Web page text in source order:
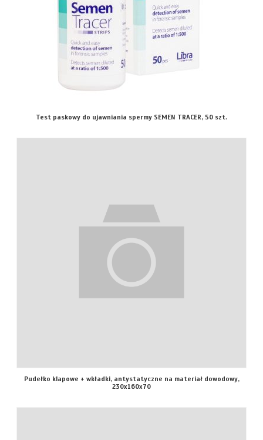
Test paskowy do ujawniania spermy SEMEN TRACER, 50 szt.
Pudełko klapowe + wkładki, antystatyczne na materiał dowodowy,
230x160x70